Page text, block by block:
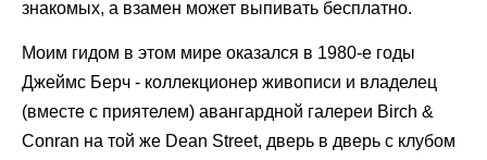
знакомых, а взамен может выпивать бесплатно.
Моим гидом в этом мире оказался в 1980-е годы
Джеймс Берч - коллекционер живописи и владелец
(вместе с приятелем) авангардной галереи Birch &
Conran на той же Dean Street, дверь в дверь с клубом